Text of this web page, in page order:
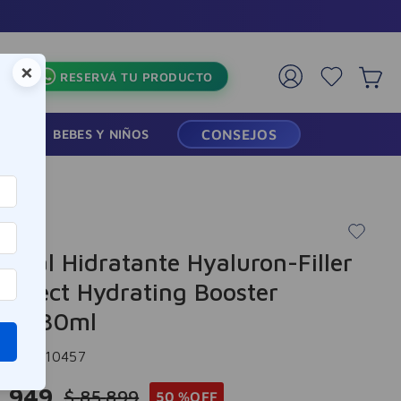
RESERVÁ TU PRODUCTO
BEBES Y NIÑOS CONSEJOS
Hidratante Hyaluron-Filler
Effect Hydrating Booster
30ml
-310457
$ 85.899 50 %OFF
×